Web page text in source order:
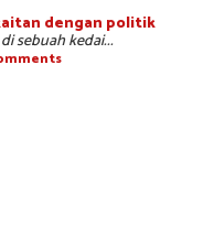
dengan politik
sebuah kedai...